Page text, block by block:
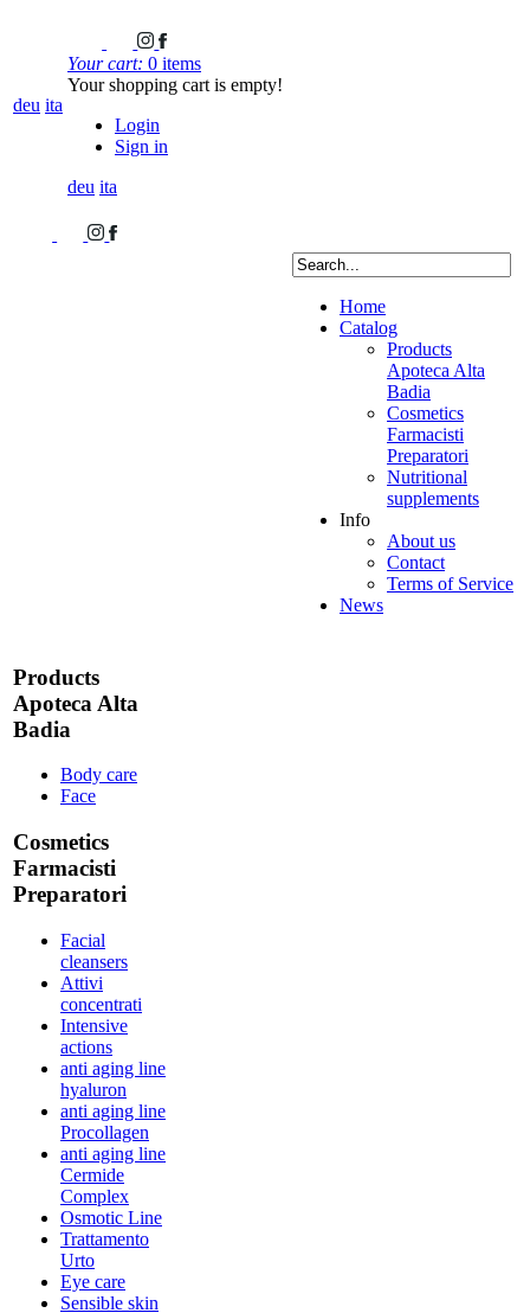
deu ita
Your cart: 0 items
Your shopping cart is empty!
Login
Sign in
deu ita
Home
Catalog
Products
Apoteca Alta
Badia
Cosmetics
Farmacisti
Preparatori
Nutritional
supplements
Info
About us
Contact
Terms of Service
News
Products
Apoteca Alta
Badia
Body care
Face
Cosmetics
Farmacisti
Preparatori
Facial
cleansers
Attivi
concentrati
Intensive
actions
anti aging line
hyaluron
anti aging line
Procollagen
anti aging line
Cermide
Complex
Osmotic Line
Trattamento
Urto
Eye care
Sensible skin